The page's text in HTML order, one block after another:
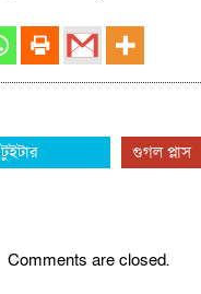
টুইটার গুগল প্লাস
Comments are closed.